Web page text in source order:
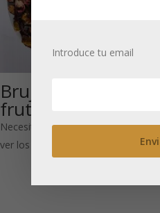
Brujita: Té de
frutas
Necesitas estar registrado para
ver los precios
Introduce tu email